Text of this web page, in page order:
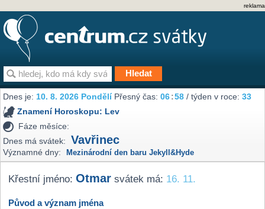
reklama
Dnes je:10. 8. 2026 PondělíPřesný čas:06:58 / týden v roce:33
Znamení Horoskopu: Lev
Fáze měsíce:
Dnes má svátek:
Vavřinec
Významné dny: Mezinárodní den baru Jekyll&Hyde
Křestní jméno: Otmarsvátek má: 16. 11.
Původ a význam jména